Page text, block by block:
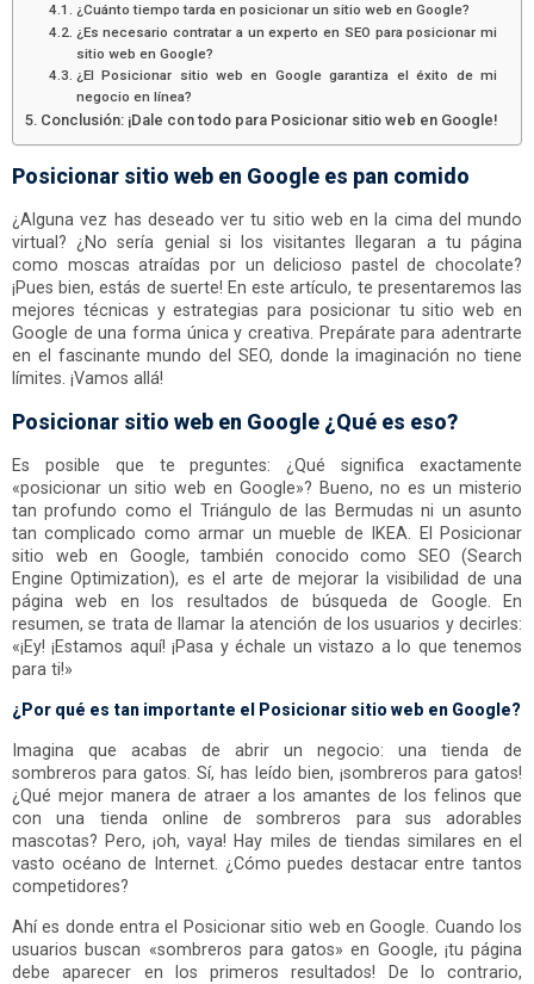
¿Cuánto tiempo tarda en posicionar un sitio web en Google?
¿Es necesario contratar a un experto en SEO para posicionar mi
sitio web en Google?
¿El Posicionar sitio web en Google garantiza el éxito de mi
negocio en línea?
Conclusión: ¡Dale con todo para Posicionar sitio web en Google!
Posicionar sitio web en Google es pan comido
¿Alguna vez has deseado ver tu sitio web en la cima del mundo
virtual? ¿No sería genial si los visitantes llegaran a tu página
como moscas atraídas por un delicioso pastel de chocolate?
¡Pues bien, estás de suerte! En este artículo, te presentaremos las
mejores técnicas y estrategias para posicionar tu sitio web en
Google de una forma única y creativa. Prepárate para adentrarte
en el fascinante mundo del SEO, donde la imaginación no tiene
límites. ¡Vamos allá!
Posicionar sitio web en Google ¿Qué es eso?
Es posible que te preguntes: ¿Qué significa exactamente
«posicionar un sitio web en Google»? Bueno, no es un misterio
tan profundo como el Triángulo de las Bermudas ni un asunto
tan complicado como armar un mueble de IKEA. El Posicionar
sitio web en Google, también conocido como SEO (Search
Engine Optimization), es el arte de mejorar la visibilidad de una
página web en los resultados de búsqueda de Google. En
resumen, se trata de llamar la atención de los usuarios y decirles:
«¡Ey! ¡Estamos aquí! ¡Pasa y échale un vistazo a lo que tenemos
para ti!»
¿Por qué es tan importante el Posicionar sitio web en Google?
Imagina que acabas de abrir un negocio: una tienda de
sombreros para gatos. Sí, has leído bien, ¡sombreros para gatos!
¿Qué mejor manera de atraer a los amantes de los felinos que
con una tienda online de sombreros para sus adorables
mascotas? Pero, ¡oh, vaya! Hay miles de tiendas similares en el
vasto océano de Internet. ¿Cómo puedes destacar entre tantos
competidores?
Ahí es donde entra el Posicionar sitio web en Google. Cuando los
usuarios buscan «sombreros para gatos» en Google, ¡tu página
debe aparecer en los primeros resultados! De lo contrario,